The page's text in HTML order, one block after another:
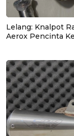
Lelang: Knalpot
Aerox Pencinta